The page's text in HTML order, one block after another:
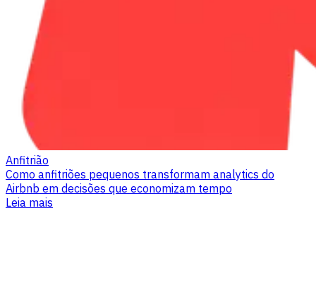
Anfitrião
Como anfitriões pequenos transformam analytics do
Airbnb em decisões que economizam tempo
Leia mais